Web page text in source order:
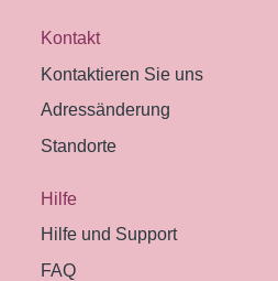
Kontakt
Kontaktieren Sie uns
Adressänderung
Standorte
Hilfe
Hilfe und Support
FAQ